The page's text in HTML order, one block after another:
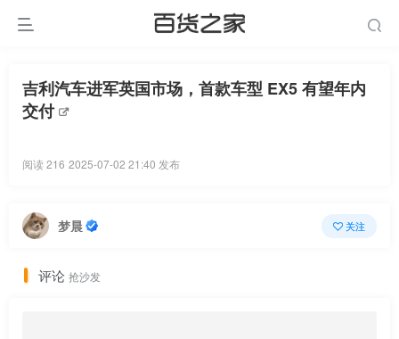
吉利汽车进军英国市场，首款车型 EX5 有望年内
交付
阅读 216 2025-07-02 21:40 发布
梦晨 关注
评论 抢沙发